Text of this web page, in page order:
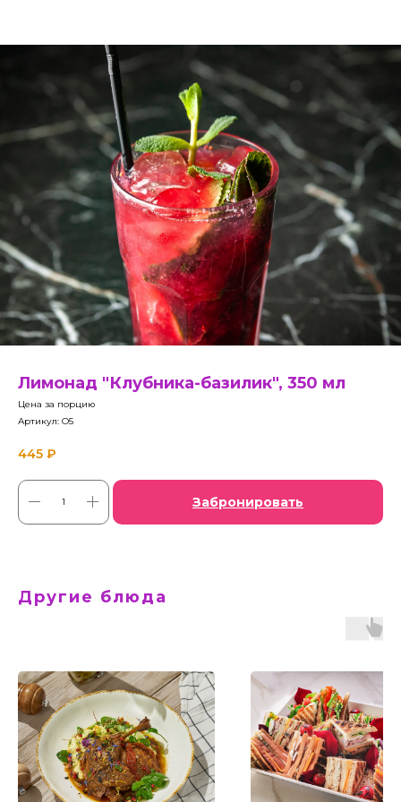
Лимонад "Клубника-базилик", 350 мл
Цена за порцию
Артикул: O5
445 ₽
Забронировать
Другие блюда